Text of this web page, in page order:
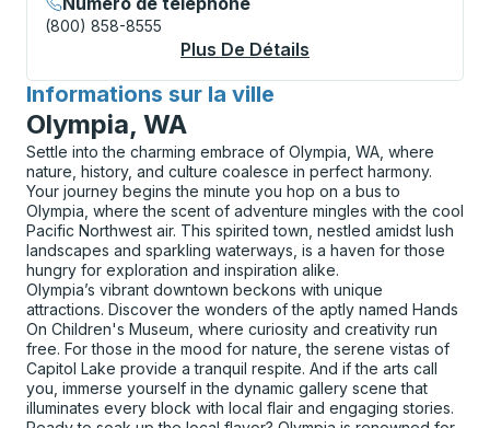
(800) 858-8555
Plus De Détails
Informations sur la ville
pour
Olympia, WA
Settle into the charming embrace of Olympia, WA, where
nature, history, and culture coalesce in perfect harmony.
Your journey begins the minute you hop on a bus to
Olympia, where the scent of adventure mingles with the cool
Pacific Northwest air. This spirited town, nestled amidst lush
landscapes and sparkling waterways, is a haven for those
hungry for exploration and inspiration alike.
Olympia’s vibrant downtown beckons with unique
attractions. Discover the wonders of the aptly named Hands
On Children's Museum, where curiosity and creativity run
free. For those in the mood for nature, the serene vistas of
Capitol Lake provide a tranquil respite. And if the arts call
you, immerse yourself in the dynamic gallery scene that
illuminates every block with local flair and engaging stories.